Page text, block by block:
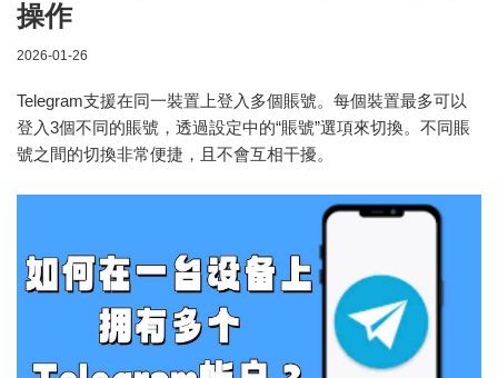
操作
2026-01-26
Telegram支援在同一裝置上登入多個賬號。每個裝置最多可以
登入3個不同的賬號，透過設定中的“賬號”選項來切換。不同賬
號之間的切換非常便捷，且不會互相干擾。